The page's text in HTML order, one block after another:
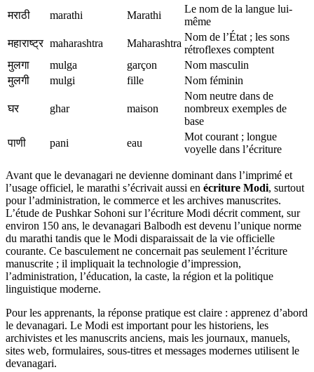
मराठी
marathi Marathi
Le nom de la langue lui-
même
महाराष्ट्र maharashtra Maharashtra
Nom de l’État ; les sons
rétroflexes comptent
मुलगा
mulga garçon
Nom masculin
मुलगी
mulgi fille Nom féminin
घर ghar maison
Nom neutre dans de
nombreux exemples de
base
पाणी
pani eau
Mot courant ; longue
voyelle dans l’écriture
Avant que le devanagari ne devienne dominant dans l’imprimé et
l’usage officiel, le marathi s’écrivait aussi en écriture Modi, surtout
pour l’administration, le commerce et les archives manuscrites.
L’étude de Pushkar Sohoni sur l’écriture Modi décrit comment, sur
environ 150 ans, le devanagari Balbodh est devenu l’unique norme
du marathi tandis que le Modi disparaissait de la vie officielle
courante. Ce basculement ne concernait pas seulement l’écriture
manuscrite ; il impliquait la technologie d’impression,
l’administration, l’éducation, la caste, la région et la politique
linguistique moderne.
Pour les apprenants, la réponse pratique est claire : apprenez d’abord
le devanagari. Le Modi est important pour les historiens, les
archivistes et les manuscrits anciens, mais les journaux, manuels,
sites web, formulaires, sous-titres et messages modernes utilisent le
devanagari.